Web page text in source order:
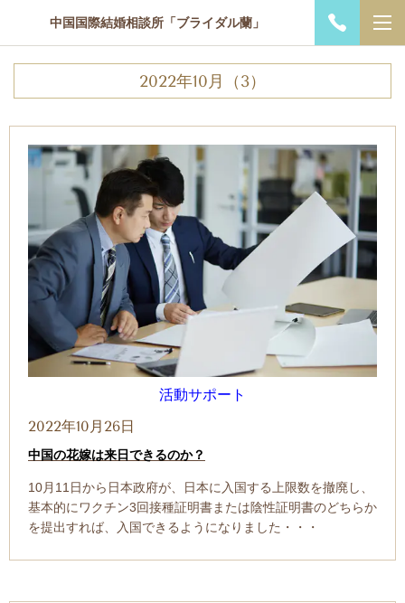
中国国際結婚相談所「ブライダル蘭」
2022年10月（3）
活動サポート
2022年10月26日
中国の花嫁は来日できるのか？
10月11日から日本政府が、日本に入国する上限数を撤廃し、
基本的にワクチン3回接種証明書または陰性証明書のどちらか
を提出すれば、入国できるようになりました・・・